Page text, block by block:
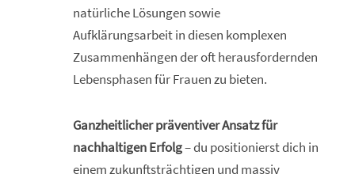
natürliche Lösungen sowie
Aufklärungsarbeit in diesen komplexen
Zusammenhängen der oft herausfordernden
Lebensphasen für Frauen zu bieten.
Ganzheitlicher präventiver Ansatz für
nachhaltigen Erfolg– du positionierst dich in
einem zukunftsträchtigen und massiv